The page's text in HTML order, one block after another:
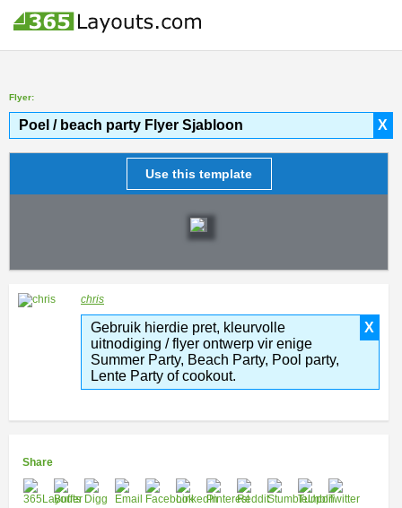
Flyer:
X
Poel / beach party Flyer Sjabloon
Use this template
chris
X
Gebruik hierdie pret, kleurvolle
uitnodiging / flyer ontwerp vir enige
Summer Party, Beach Party, Pool party,
Lente Party of cookout.
Share